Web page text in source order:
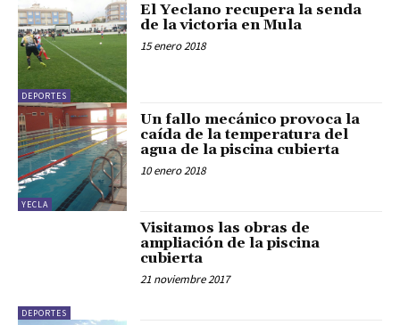
DEPORTES
El Yeclano recupera la senda
de la victoria en Mula
15 enero 2018
YECLA
Un fallo mecánico provoca la
caída de la temperatura del
agua de la piscina cubierta
10 enero 2018
DEPORTES
Visitamos las obras de
ampliación de la piscina
cubierta
21 noviembre 2017